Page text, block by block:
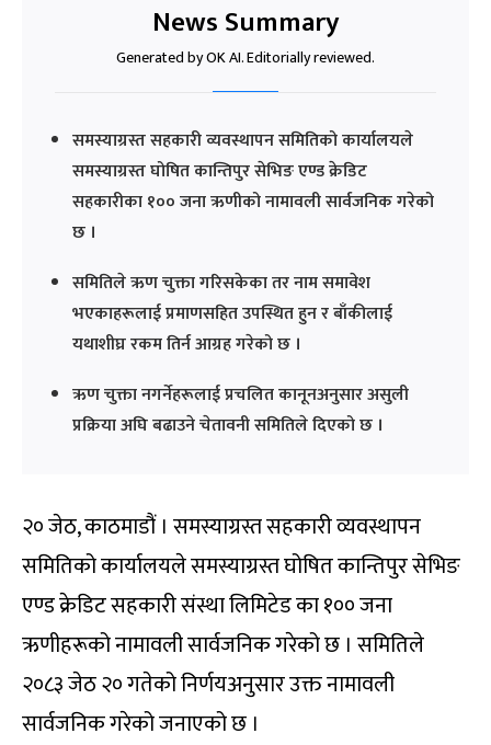
News Summary
Generated by OK AI. Editorially reviewed.
समस्याग्रस्त सहकारी व्यवस्थापन समितिको कार्यालयले
समस्याग्रस्त घोषित कान्तिपुर सेभिङ एण्ड क्रेडिट
सहकारीका १०० जना ऋणीको नामावली सार्वजनिक गरेको
छ ।
समितिले ऋण चुक्ता गरिसकेका तर नाम समावेश
भएकाहरूलाई प्रमाणसहित उपस्थित हुन र बाँकीलाई
यथाशीघ्र रकम तिर्न आग्रह गरेको छ ।
ऋण चुक्ता नगर्नेहरूलाई प्रचलित कानूनअनुसार असुली
प्रक्रिया अघि बढाउने चेतावनी समितिले दिएको छ ।
२० जेठ, काठमाडौं । समस्याग्रस्त सहकारी व्यवस्थापन
समितिको कार्यालयले समस्याग्रस्त घोषित कान्तिपुर सेभिङ
एण्ड क्रेडिट सहकारी संस्था लिमिटेड का १०० जना
ऋणीहरूको नामावली सार्वजनिक गरेको छ । समितिले
२०८३ जेठ २० गतेको निर्णयअनुसार उक्त नामावली
सार्वजनिक गरेको जनाएको छ ।